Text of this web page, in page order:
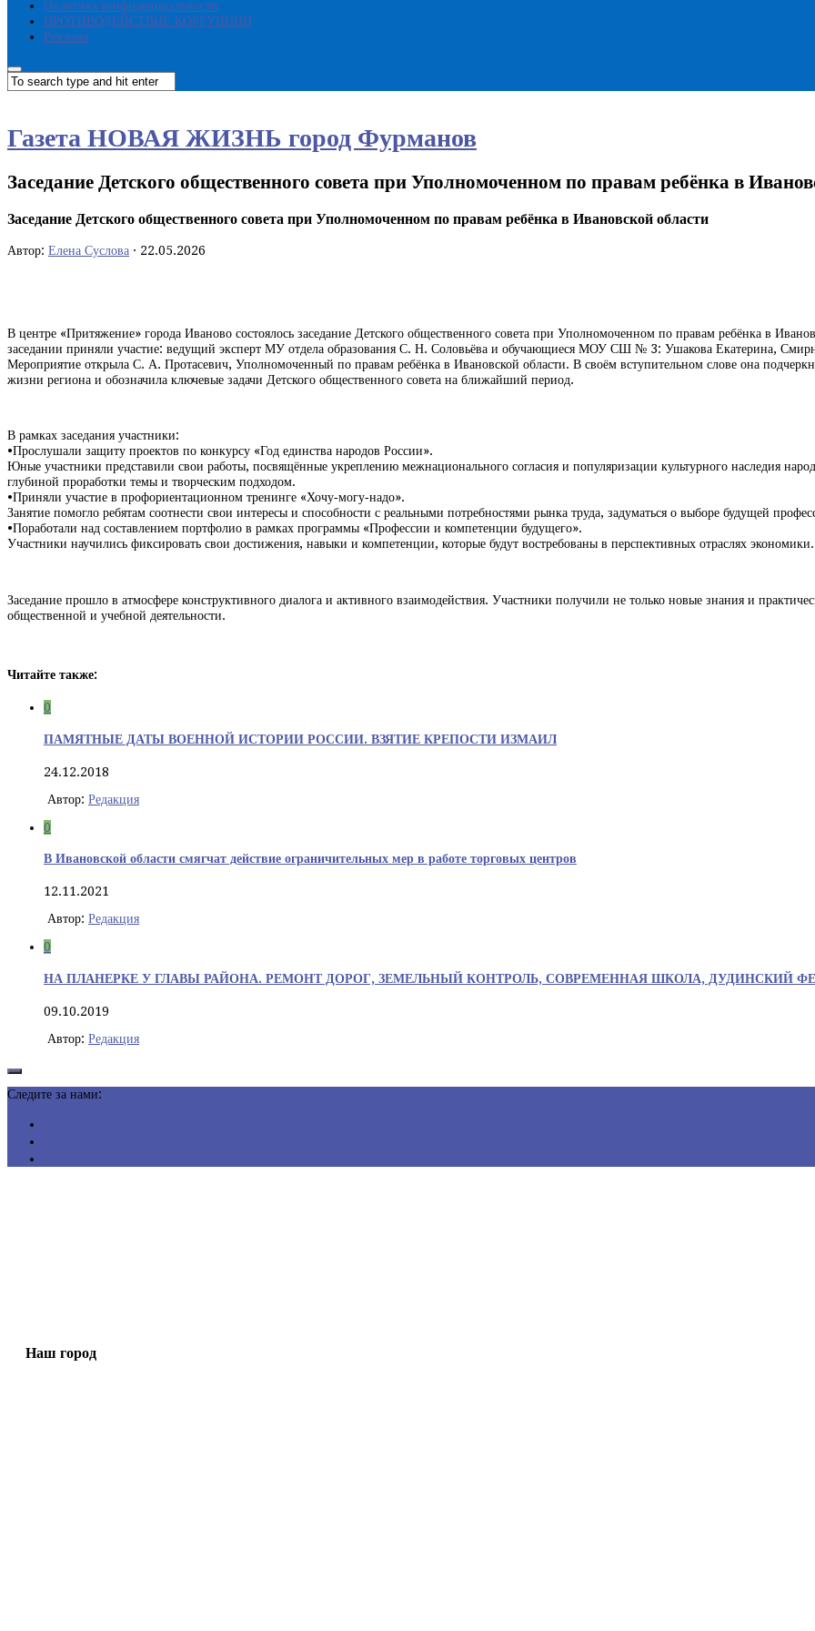
Политика конфиденциальности
ПРОТИВОДЕЙСТВИЕ КОРРУПЦИИ
Реклама
Газета НОВАЯ ЖИЗНЬ город Фурманов
Заседание Детского общественного совета при Уполномоченном по правам ребёнка в
Заседание Детского общественного совета при Уполномоченном по правам ребёнка в Ивановской области
Автор: Елена Суслова · 22.05.2026
В центре «Притяжение» города Иваново состоялось заседание Детского общественного совета при Уполномоченном по правам ребёнка в
заседании приняли участие: ведущий эксперт МУ отдела образования С. Н. Соловьёва и обучающиеся МОУ СШ № 3: Ушакова Екатерина,
Мероприятие открыла С. А. Протасевич, Уполномоченный по правам ребёнка в Ивановской области. В своём вступительном слове она
жизни региона и обозначила ключевые задачи Детского общественного совета на ближайший период.
В рамках заседания участники:
•Прослушали защиту проектов по конкурсу «Год единства народов России».
Юные участники представили свои работы, посвящённые укреплению межнационального согласия и популяризации культурного наследия
глубиной проработки темы и творческим подходом.
•Приняли участие в профориентационном тренинге «Хочу‑могу‑надо».
Занятие помогло ребятам соотнести свои интересы и способности с реальными потребностями рынка труда, задуматься о выборе будущей
•Поработали над составлением портфолио в рамках программы «Профессии и компетенции будущего».
Участники научились фиксировать свои достижения, навыки и компетенции, которые будут востребованы в перспективных отраслях экономики.
Заседание прошло в атмосфере конструктивного диалога и активного взаимодействия. Участники получили не только новые знания и
общественной и учебной деятельности.
Читайте также:
0
ПАМЯТНЫЕ ДАТЫ ВОЕННОЙ ИСТОРИИ РОССИИ. ВЗЯТИЕ КРЕПОСТИ ИЗМАИЛ
24.12.2018
Автор: Редакция
0
В Ивановской области смягчат действие ограничительных мер в работе торговых центров
12.11.2021
Автор: Редакция
0
НА ПЛАНЕРКЕ У ГЛАВЫ РАЙОНА. РЕМОНТ ДОРОГ, ЗЕМЕЛЬНЫЙ КОНТРОЛЬ, СОВРЕМЕННАЯ ШКОЛА, ДУДИНСКИЙ
09.10.2019
Автор: Редакция
Следите за нами:
Наш город